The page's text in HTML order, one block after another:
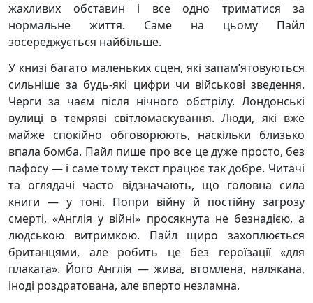
жахливих обставин і все одно триматися за
нормальне життя. Саме на цьому Пайл
зосереджується найбільше.
У книзі багато маленьких сцен, які запам’ятовуються
сильніше за будь-які цифри чи військові зведення.
Черги за чаєм після нічного обстрілу. Лондонські
вулиці в темряві світломаскування. Люди, які вже
майже спокійно обговорюють, наскільки близько
впала бомба. Пайл пише про все це дуже просто, без
пафосу — і саме тому текст працює так добре. Читачі
та оглядачі часто відзначають, що головна сила
книги — у тоні. Попри війну й постійну загрозу
смерті, «Англія у війні» просякнута не безнадією, а
людською витримкою. Пайл щиро захоплюється
британцями, але робить це без героїзації «для
плаката». Його Англія — жива, втомлена, налякана,
іноді роздратована, але вперто незламна.